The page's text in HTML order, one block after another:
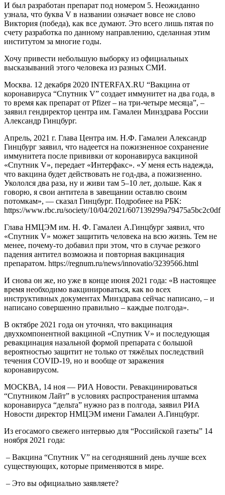
И был разработан препарат под номером 5. Неожиданно
узнала, что буква V в названии означает вовсе не слово
Виктория (победа), как все думают. Это всего лишь пятая по
счету разработка по данному направлению, сделанная этим
институтом за многие годы.
Хочу привести небольшую выборку из официальных
высказываний этого человека из разных СМИ.
Москва. 12 декабря 2020 INTERFAX.RU “Вакцина от
коронавируса “Спутник V” создает иммунитет на два года, в
то время как препарат от Pfizer – на три-четыре месяца”, –
заявил гендиректор центра им. Гамалеи Минздрава России
Александр Гинцбург.
Апрель, 2021 г. Глава Центра им. Н.Ф. Гамалеи Александр
Гинцбург заявил, что надеется на пожизненное сохранение
иммунитета после прививки от коронавируса вакциной
«Спутник V», передает «Интерфакс». «У меня есть надежда,
что вакцина будет действовать не год-два, а пожизненно.
Укололся два раза, ну и живи там 5–10 лет, дольше. Как я
говорю, я свои антитела в завещании оставлю своим
потомкам», — сказал Гинцбург. Подробнее на РБК:
https://www.rbc.ru/society/10/04/2021/607139299a79475a5bc2c0df
Глава НМЦЭМ им. Н. Ф. Гамалеи А.Гинцбург заявил, что
«Спутник V» может защитить человека на всю жизнь. Тем не
менее, почему-то добавил при этом, что в случае резкого
падения антител возможна и повторная вакцинация
препаратом. https://regnum.ru/news/innovatio/3239566.html
И снова он же, но уже в конце июня 2021 года: «В настоящее
время необходимо вакцинироваться, как во всех
инструктивных документах Минздрава сейчас написано, – и
написано совершенно правильно – каждые полгода».
В октябре 2021 года он уточнял, что вакцинация
двухкомпонентной вакциной «Спутник V» и последующая
ревакцинация назальной формой препарата с большой
вероятностью защитит не только от тяжёлых последствий
течения COVID-19, но и вообще от заражения
коронавирусом.
МОСКВА, 14 ноя — РИА Новости. Ревакцинироваться
“Спутником Лайт” в условиях распространения штамма
коронавируса “дельта” нужно раз в полгода, заявил РИА
Новости директор НМЦЭМ имени Гамалеи А.Гинцбург.
Из егосамого свежего интервью для “Российской газеты” 14
ноября 2021 года:
– Вакцина “Спутник V” на сегодняшний день лучше всех
существующих, которые применяются в мире.
– Это вы официально заявляете?